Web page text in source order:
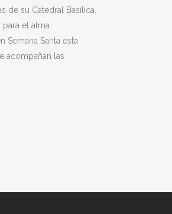
de su Catedral Basílica.
el alma.
Santa esta
acompañan las